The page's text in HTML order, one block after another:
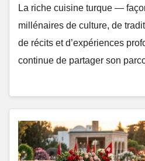
La riche cuisine turque —
millénaires de culture, de
de récits et d’expériences
continue de partager son